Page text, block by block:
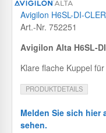
Avigilon H6SL-DI-CLER
Art.-Nr. 752251
Avigilon Alta H6SL-
Klare flache Kuppel
PRODUKTDETAILS
Melden Sie sich hier
sehen.